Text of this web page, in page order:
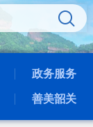
政务服务
善美韶关